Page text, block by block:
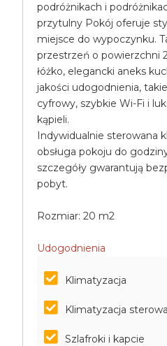
podróżnikach i
przytulny Pokój oferuje
miejsce do wypoczynku.
przestrzeń o powierzchni
łóżko, elegancki aneks
jakości udogodnienia,
cyfrowy, szybkie Wi-Fi i
kąpieli.
Indywidualnie sterowana
obsługa pokoju do
szczegóły gwarantują
pobyt.
Rozmiar: 20 m2
Udogodnienia
Klimatyzacja
Klimatyzacja
Szlafroki i kapcie